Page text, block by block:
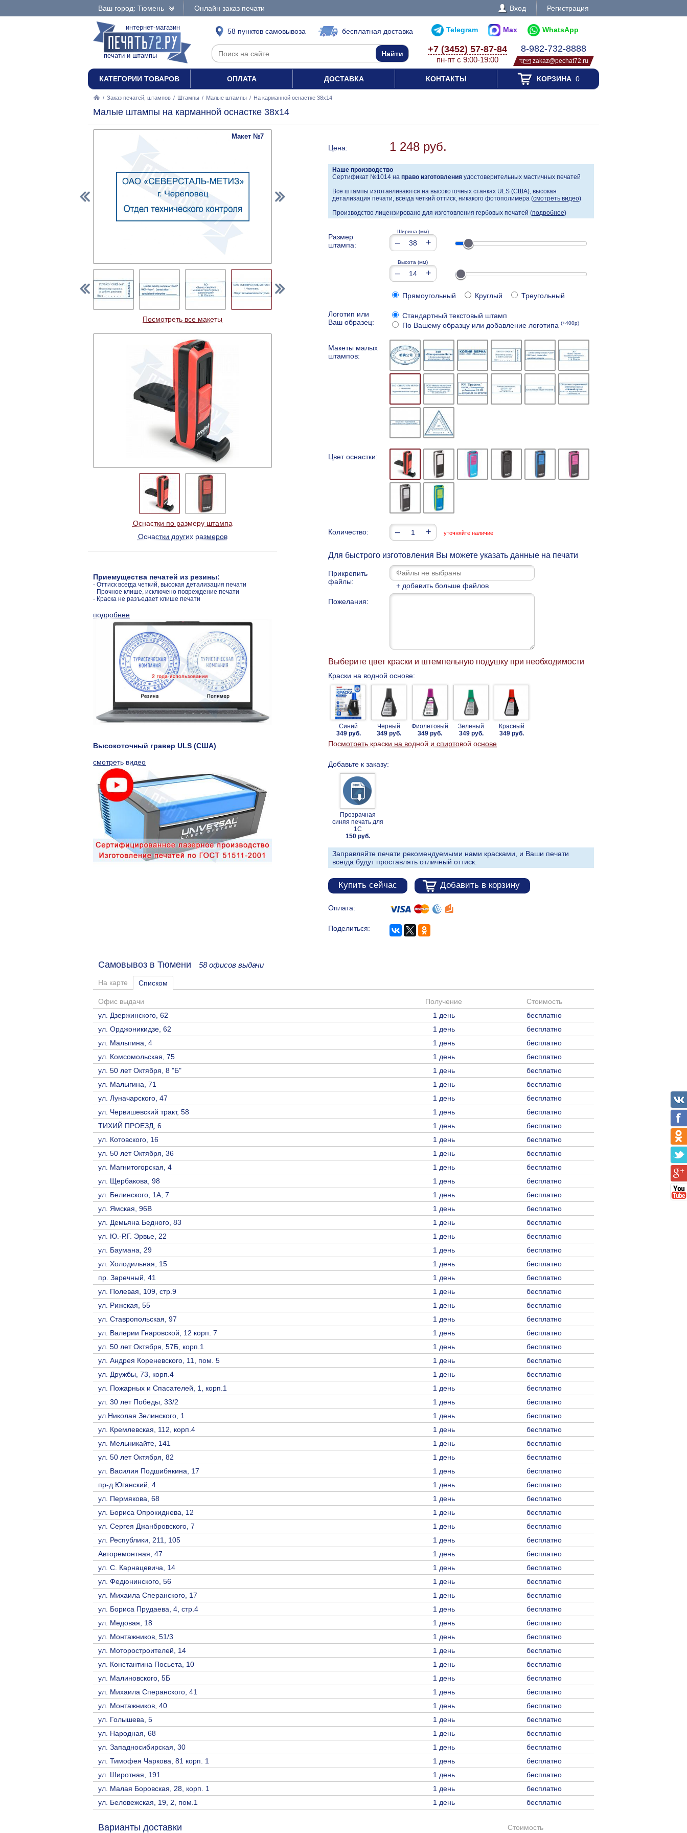
Ваш город: Тюмень Онлайн заказ печати Вход Регистрация
интернет-магазин
печати и штампы
58 пунктов самовывоза бесплатная доставка Telegram Max WhatsApp
+7 (3452) 57-87-84
пн-пт с 9:00-19:00
8-982-732-8888
zakaz@pechat72.ru
КАТЕГОРИИ ТОВАРОВ ОПЛАТА ДОСТАВКА КОНТАКТЫ КОРЗИНА0
/ Заказ печатей, штампов / Штампы / Малые штампы / На карманной оснастке 38x14
Малые штампы на карманной оснастке 38x14
Цена: 1 248 руб.
Наше производство
Сертификат №1014 на право изготовления удостоверительных мастичных печатей
Все штампы изготавливаются на высокоточных станках ULS (США), высокая
детализация печати, всегда четкий оттиск, никакого фотополимера (смотреть видео)
Производство лицензировано для изготовления гербовых печатей (подробнее)
Размер
штампа:
Ширина (мм)
– +
Высота (мм)
– +
Прямоугольный Круглый Треугольный
Логотип или
Ваш образец:
Стандартный текстовый штамп
По Вашему образцу или добавление логотипа (+400р)
Макеты малых
штампов:
Цвет оснастки:
Количество: – + уточняйте наличие
Для быстрого изготовления Вы можете указать данные на печати
Прикрепить
файлы:
+ добавить больше файлов
Пожелания:
Выберите цвет краски и штемпельную подушку при необходимости
Краски на водной основе:
Синий
349 руб.
Черный
349 руб.
Фиолетовый
349 руб.
Зеленый
349 руб.
Красный
349 руб.
Посмотреть краски на водной и спиртовой основе
Добавьте к заказу:
Прозрачная
синяя печать для
1С
150 руб.
Заправляйте печати рекомендуемыми нами красками, и Ваши печати
всегда будут проставлять отличный оттиск.
Купить сейчас Добавить в корзину
Оплата:
Поделиться:
Макет №7
Посмотреть все макеты
Оснастки по размеру штампа
Оснастки других размеров
Приемущества печатей из резины:
- Оттиск всегда четкий, высокая детализация печати
- Прочное клише, исключено повреждение печати
- Краска не разъедает клише печати
подробнее
Высокоточный гравер ULS (США)
смотреть видео
Самовывоз в Тюмени 58 офисов выдачи
На карте Списком
Офис выдачи Получение
Стоимость
ул. Дзержинского, 62
1 день
бесплатно
ул. Орджоникидзе, 62
1 день
бесплатно
ул. Малыгина, 4
1 день
бесплатно
ул. Комсомольская, 75
1 день
бесплатно
ул. 50 лет Октября, 8 "Б"
1 день
бесплатно
ул. Малыгина, 71
1 день
бесплатно
ул. Луначарского, 47
1 день
бесплатно
ул. Червишевский тракт, 58
1 день
бесплатно
ТИХИЙ ПРОЕЗД, 6
1 день
бесплатно
ул. Котовского, 16
1 день
бесплатно
ул. 50 лет Октября, 36
1 день
бесплатно
ул. Магнитогорская, 4
1 день
бесплатно
ул. Щербакова, 98
1 день
бесплатно
ул. Белинского, 1А, 7
1 день
бесплатно
ул. Ямская, 96В
1 день
бесплатно
ул. Демьяна Бедного, 83
1 день
бесплатно
ул. Ю.-Р.Г. Эрвье, 22
1 день
бесплатно
ул. Баумана, 29
1 день
бесплатно
ул. Холодильная, 15
1 день
бесплатно
пр. Заречный, 41
1 день
бесплатно
ул. Полевая, 109, стр.9
1 день
бесплатно
ул. Рижская, 55
1 день
бесплатно
ул. Ставропольская, 97
1 день
бесплатно
ул. Валерии Гнаровской, 12 корп. 7
1 день
бесплатно
ул. 50 лет Октября, 57Б, корп.1
1 день
бесплатно
ул. Андрея Кореневского, 11, пом. 5
1 день
бесплатно
ул. Дружбы, 73, корп.4
1 день
бесплатно
ул. Пожарных и Спасателей, 1, корп.1
1 день
бесплатно
ул. 30 лет Победы, 33/2
1 день
бесплатно
ул.Николая Зелинского, 1
1 день
бесплатно
ул. Кремлевская, 112, корп.4
1 день
бесплатно
ул. Мельникайте, 141
1 день
бесплатно
ул. 50 лет Октября, 82
1 день
бесплатно
ул. Василия Подшибякина, 17
1 день
бесплатно
пр-д Юганский, 4
1 день
бесплатно
ул. Пермякова, 68
1 день
бесплатно
ул. Бориса Опрокиднева, 12
1 день
бесплатно
ул. Сергея Джанбровского, 7
1 день
бесплатно
ул. Республики, 211, 105
1 день
бесплатно
Авторемонтная, 47
1 день
бесплатно
ул. С. Карнацевича, 14
1 день
бесплатно
ул. Федюнинского, 56
1 день
бесплатно
ул. Михаила Сперанского, 17
1 день
бесплатно
ул. Бориса Прудаева, 4, стр.4
1 день
бесплатно
ул. Медовая, 18
1 день
бесплатно
ул. Монтажников, 51/3
1 день
бесплатно
ул. Моторостроителей, 14
1 день
бесплатно
ул. Константина Посьета, 10
1 день
бесплатно
ул. Малиновского, 5Б
1 день
бесплатно
ул. Михаила Сперанского, 41
1 день
бесплатно
ул. Монтажников, 40
1 день
бесплатно
ул. Голышева, 5
1 день
бесплатно
ул. Народная, 68
1 день
бесплатно
ул. Западносибирская, 30
1 день
бесплатно
ул. Тимофея Чаркова, 81 корп. 1
1 день
бесплатно
ул. Широтная, 191
1 день
бесплатно
ул. Малая Боровская, 28, корп. 1
1 день
бесплатно
ул. Беловежская, 19, 2, пом.1
1 день бесплатно
Варианты доставки Стоимость